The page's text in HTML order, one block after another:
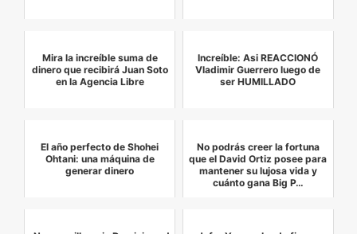
Mira la increíble suma de
dinero que recibirá Juan Soto
en la Agencia Libre
Increíble: Asi REACCIONÓ
Vladimir Guerrero luego de
ser HUMILLADO
El año perfecto de Shohei
Ohtani: una máquina de
generar dinero
No podrás creer la fortuna
que el David Ortiz posee para
mantener su lujosa vida y
cuánto gana Big P…